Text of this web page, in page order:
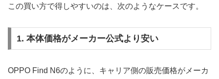
この買い方で得しやすいのは、次のようなケースです。
1. 本体価格がメーカー公式より安い
OPPO Find N6のように、キャリア側の販売価格がメーカ